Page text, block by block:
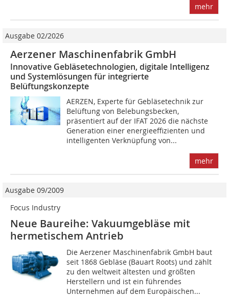
mehr
Ausgabe 02/2026
Aerzener Maschinenfabrik GmbH
Innovative Gebläsetechnologien, digitale Intelligenz
und Systemlösungen für integrierte
Belüftungskonzepte
AERZEN, Experte für Gebläsetechnik zur
Belüftung von Belebungsbecken,
präsentiert auf der IFAT 2026 die nächste
Generation einer energieeffizienten und
intelligenten Verknüpfung von...
mehr
Ausgabe 09/2009
Focus Industry
Neue Baureihe: Vakuumgebläse mit
hermetischem Antrieb
Die Aerzener Maschinenfabrik GmbH baut
seit 1868 ­Gebläse (Bauart Roots) und zählt
zu den weltweit ältesten und ­größten
Herstellern und ist ein führendes
Unternehmen auf dem Europäischen...